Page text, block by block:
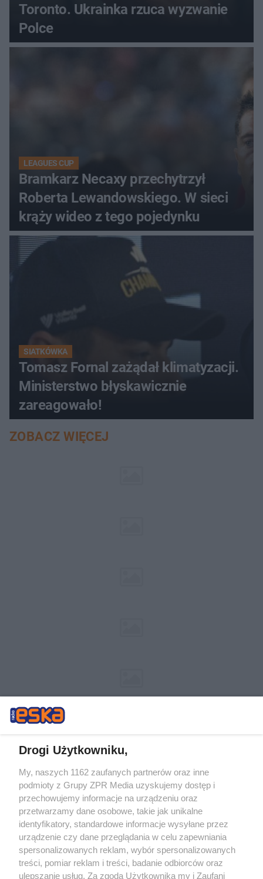
Toronto. Ukrainka rzuca wyzwanie
Polce
LEAGUES CUP
Bramkarz Necaxy przechytrzył
Roberta Lewandowskiego. W sieci
krąży wideo z tego pojedynku
SIATKÓWKA
Tomasz Fornal zażądał klimatyzacji.
Ministerstwo błyskawicznie
zareagowało!
ZOBACZ WIĘCEJ
Żaden utwór zamieszczony w serwisie nie może być powielany i
rozpowszechniany lub dalej rozpowszechniany w jakikolwiek sposób (w
tym także elektroniczny lub mechaniczny) na jakimkolwiek polu
eksploatacji w jakiejkolwiek formie, włącznie z umieszczaniem w
Internecie bez pisemnej zgody właściciela praw. Jakiekolwiek użycie lub
wykorzystanie utworów w całości lub w części z naruszeniem prawa,
tzn. bez właściwej zgody, jest zabronione pod groźbą kary i może być
ścigane prawnie.
Drogi Użytkowniku,
My, naszych 1162 zaufanych partnerów oraz inne
podmioty z Grupy ZPR Media uzyskujemy dostęp i
przechowujemy informacje na urządzeniu oraz
przetwarzamy dane osobowe, takie jak unikalne
identyfikatory, standardowe informacje wysyłane przez
urządzenie czy dane przeglądania w celu zapewniania
spersonalizowanych reklam, wybór spersonalizowanych
treści, pomiar reklam i treści, badanie odbiorców oraz
ulepszanie usług. Za zgodą Użytkownika my i Zaufani